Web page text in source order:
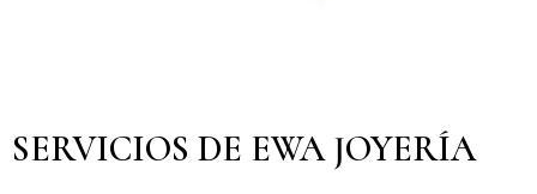
SERVICIOS DE EWA JOYERÍA